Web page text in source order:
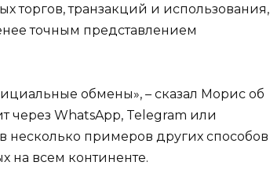
торгов, транзакций и использования,
точным представлением
обмены», – сказал Морис об
через WhatsApp, Telegram или
несколько примеров других способов
на всем континенте.